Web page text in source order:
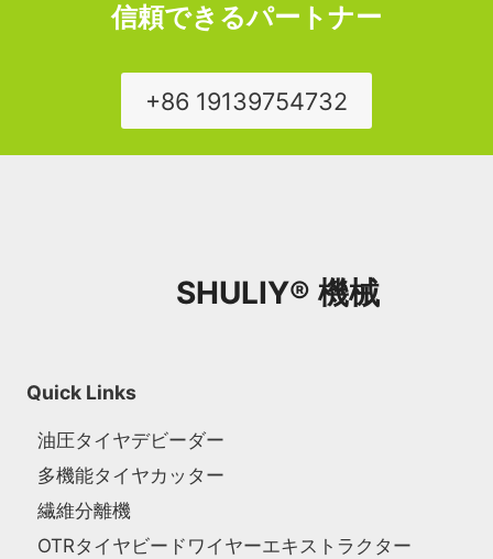
信頼できるパートナー
+86 19139754732
SHULIY® 機械
Quick Links
油圧タイヤデビーダー
多機能タイヤカッター
繊維分離機
OTRタイヤビードワイヤーエキストラクター